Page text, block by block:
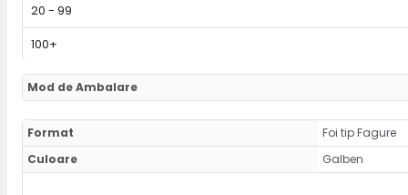
20 - 99
100+
Mod de Ambalare
Format
Foi tip Fagure
Culoare
Galben